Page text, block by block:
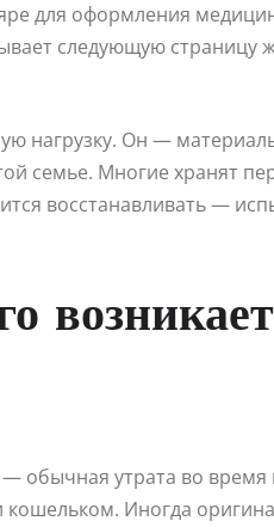
для оформления
следующую
нагрузку. Он —
семье. Многие хранят
восстанавливать —
утрата во время
Иногда